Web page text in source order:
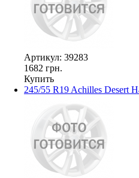
Артикул: 39283
1682 грн.
Купить
245/55 R19 Achilles Desert